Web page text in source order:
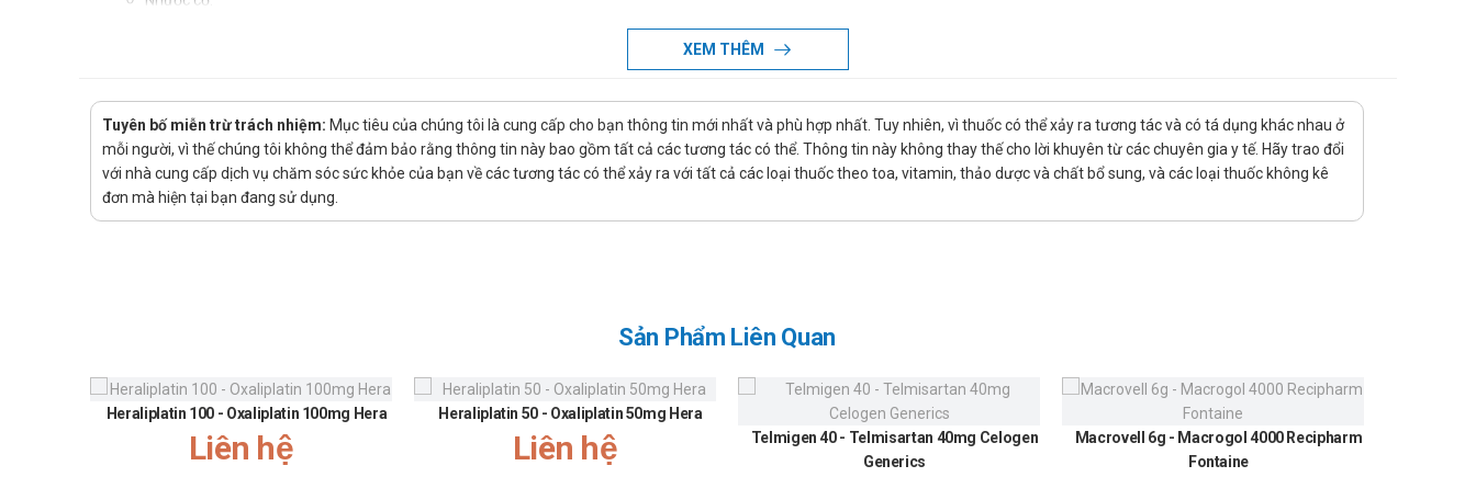
Hướng dẫn sử dụng Pinadine Inj 0,5mg/ml Dai Han Pharm
Thuốc dùng để tiêm truyền
Liều dùng:
Chống chỉ định của Pinadine Inj 0,5mg/ml Dai Han Pharm
Không dùng cho người mẫn cảm với bất cứ thành phần nào của sản phẩm
Lưu ý khi sử dụng Pinadine Inj 0,5mg/ml Dai Han Pharm
XEM THÊM
Tuyên bố miễn trừ trách nhiệm: Mục tiêu của chúng tôi là cung cấp cho bạn thông tin mới nhất và phù hợp nhất. Tuy nhiên, vì thuốc có thể xảy ra tương tác và có tá dụng khác nhau ở
mỗi người, vì thế chúng tôi không thể đảm bảo rằng thông tin này bao gồm tất cả các tương tác có thể. Thông tin này không thay thế cho lời khuyên từ các chuyên gia y tế. Hãy trao đổi
với nhà cung cấp dịch vụ chăm sóc sức khỏe của bạn về các tương tác có thể xảy ra với tất cả các loại thuốc theo toa, vitamin, thảo dược và chất bổ sung, và các loại thuốc không kê
đơn mà hiện tại bạn đang sử dụng.
Sản Phẩm Liên Quan
Heraliplatin 100 - Oxaliplatin 100mg Hera
Liên hệ
Heraliplatin 50 - Oxaliplatin 50mg Hera
Liên hệ
Telmigen 40 - Telmisartan 40mg Celogen
Generics
Macrovell 6g - Macrogol 4000 Recipharm
Fontaine